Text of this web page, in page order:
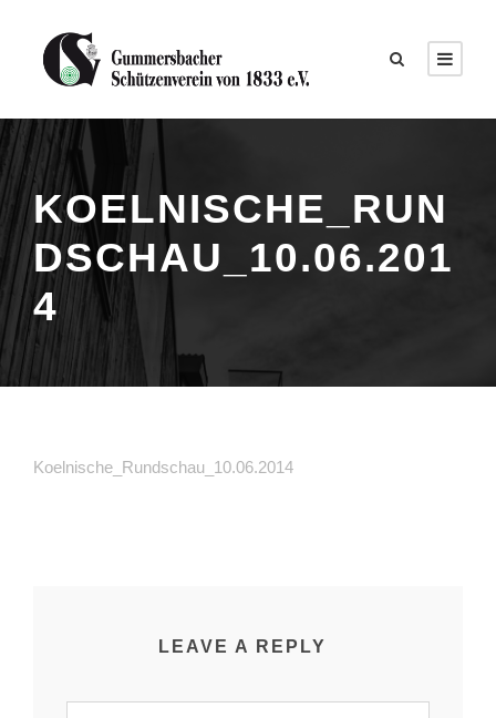
KOELNISCHE_RUN
DSCHAU_10.06.201
4
Koelnische_Rundschau_10.06.2014
LEAVE A REPLY